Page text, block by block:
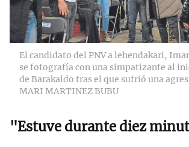
El candidato del PNV a lehendakari,
se fotografía con una simpatizante al
de Barakaldo tras el que sufrió una
MARI MARTINEZ BUBU
"Estuve durante diez